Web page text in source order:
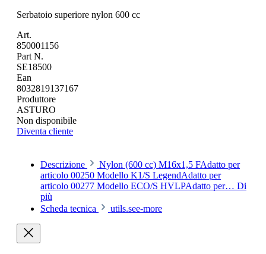
Serbatoio superiore nylon 600 cc
Art.
850001156
Part N.
SE18500
Ean
8032819137167
Produttore
ASTURO
Non disponibile
Diventa cliente
Descrizione
Nylon (600 cc) M16x1,5 FAdatto per
articolo 00250 Modello K1/S LegendAdatto per
articolo 00277 Modello ECO/S HVLPAdatto per… Di
più
Scheda tecnica
utils.see-more